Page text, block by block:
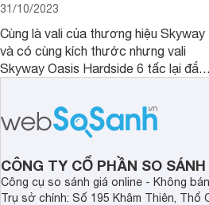
31/10/2023
Cùng là vali của thương hiệu Skyway
và có cùng kích thước nhưng vali
Skyway Oasis Hardside 6 tấc lại đắt
CÔNG TY CỔ PHẦN SO
Công cụ so sánh giá online - Không
Trụ sở chính: Số 195 Khâm Thiên, Thổ